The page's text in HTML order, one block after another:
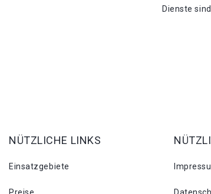
Dienste
NÜTZLICHE LINKS
Einsatzgebiete